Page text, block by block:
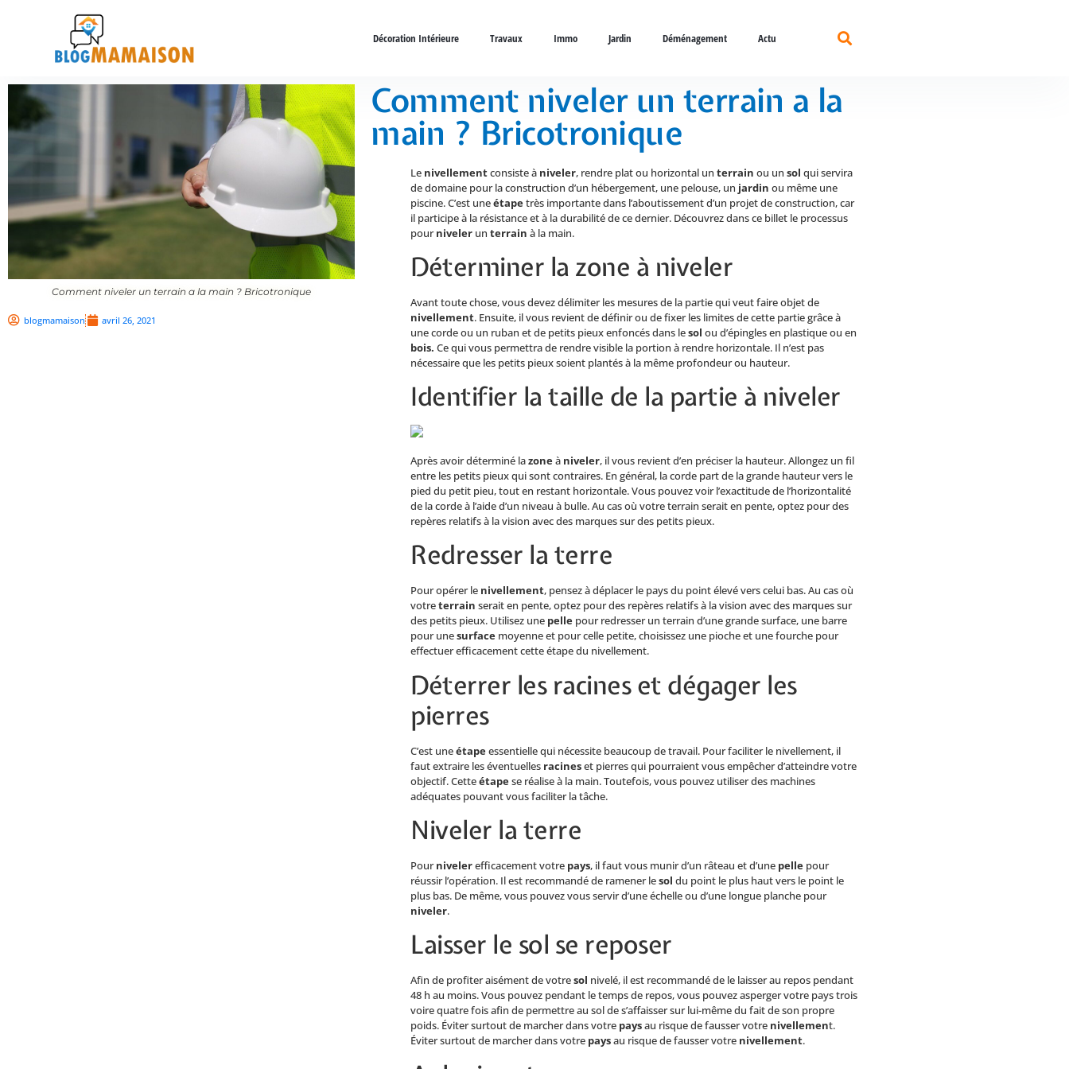
Décoration Intérieure Travaux Immo Jardin Déménagement Actu
Comment niveler un terrain a la main ? Bricotronique
blogmamaison avril 26, 2021
Comment niveler un terrain a la
main ? Bricotronique
Le nivellementconsiste à niveler, rendre plat ou horizontal un terrain ou un sol qui servira
de domaine pour la construction d’un hébergement, une pelouse, un jardin ou même une
piscine. C’est uneétapetrès importante dans l’aboutissement d’un projet de construction, car
il participe à la résistance et à la durabilité de ce dernier. Découvrez dans ce billet le processus
pourniveler un terrain à la main.
Déterminer la zone à niveler
Avant toute chose, vous devez délimiter les mesures de la partie qui veut faire objet de
nivellement. Ensuite, il vous revient de définir ou de fixer les limites de cette partie grâce à
une corde ou un ruban et de petits pieux enfoncés dans lesol ou d’épingles en plastique ou en
bois. Ce qui vous permettra de rendre visible la portion à rendre horizontale. Il n’est pas
nécessaire que les petits pieux soient plantés à la même profondeur ou hauteur.
Identifier la taille de la partie à niveler
Après avoir déterminé lazoneà niveler, il vous revient d’en préciser la hauteur. Allongez un fil
entre les petits pieux qui sont contraires. En général, la corde part de la grande hauteur vers le
pied du petit pieu, tout en restant horizontale. Vous pouvez voir l’exactitude de l’horizontalité
de la corde à l’aide d’un niveau à bulle. Au cas où votre terrain serait en pente, optez pour des
repères relatifs à la vision avec des marques sur des petits pieux.
Redresser la terre
Pour opérer le nivellement, pensez à déplacer le pays du point élevé vers celui bas. Au cas où
votreterrain serait en pente, optez pour des repères relatifs à la vision avec des marques sur
des petits pieux. Utilisez une pelle pour redresser un terrain d’une grande surface, une barre
pour unesurface moyenne et pour celle petite, choisissez une pioche et une fourche pour
effectuer efficacement cette étape du nivellement.
Déterrer les racines et dégager les
pierres
C’est uneétapeessentielle qui nécessite beaucoup de travail. Pour faciliter le nivellement, il
faut extraire les éventuelles racineset pierres qui pourraient vous empêcher d’atteindre votre
objectif. Cetteétapese réalise à la main. Toutefois, vous pouvez utiliser des machines
adéquates pouvant vous faciliter la tâche.
Niveler la terre
Pournivelerefficacement votre pays, il faut vous munir d’un râteau et d’une pelle pour
réussir l’opération. Il est recommandé de ramener lesol du point le plus haut vers le point le
plus bas. De même, vous pouvez vous servir d’une échelle ou d’une longue planche pour
niveler.
Laisser le sol se reposer
Afin de profiter aisément de votresol nivelé, il est recommandé de le laisser au repos pendant
48 h au moins. Vous pouvez pendant le temps de repos, vous pouvez asperger votre pays trois
voire quatre fois afin de permettre au sol de s’affaisser sur lui-même du fait de son propre
poids. Éviter surtout de marcher dans votre paysau risque de fausser votre nivellement.
Éviter surtout de marcher dans votre paysau risque de fausser votre nivellement.